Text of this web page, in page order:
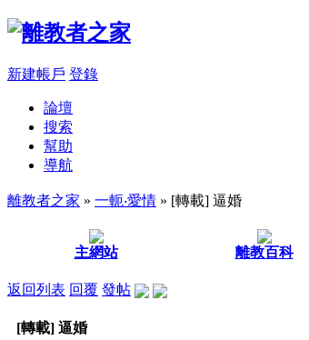
新建帳戶 登錄
論壇
搜索
幫助
導航
離教者之家 » 一軛‧愛情 » [轉載] 逼婚
主網站 離教百科
返回列表 回覆 發帖
[轉載] 逼婚